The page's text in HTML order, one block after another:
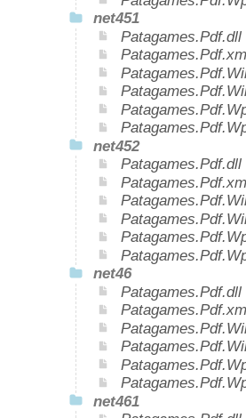
net451
Patagames.Pdf.dll
net452
Patagames.Pdf.dll
net46
Patagames.Pdf.dll
net461